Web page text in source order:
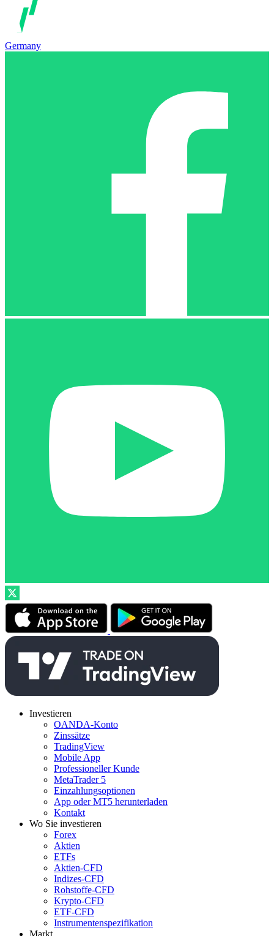
Germany
Investieren
OANDA-Konto
Zinssätze
TradingView
Mobile App
Professioneller Kunde
MetaTrader 5
Einzahlungsoptionen
App oder MT5 herunterladen
Kontakt
Wo Sie investieren
Forex
Aktien
ETFs
Aktien-CFD
Indizes-CFD
Rohstoffe-CFD
Krypto-CFD
ETF-CFD
Instrumentenspezifikation